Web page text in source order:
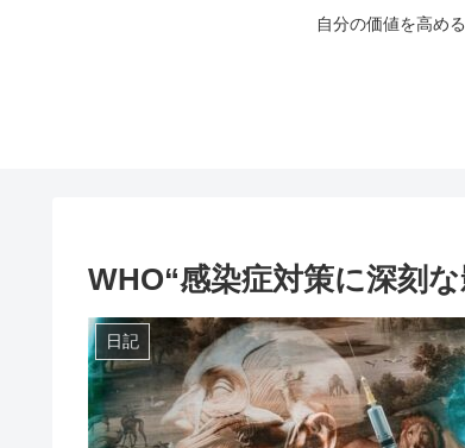
自分の価値を高め
WHO“感染症対策に深刻
日記